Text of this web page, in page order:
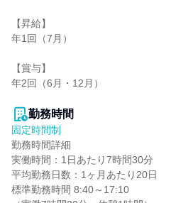
【昇給】
年1回（7月）
【賞与】
年2回（6月・12月）
勤務時間
固定時間制
勤務時間詳細
実働時間：1日あたり7時間30分
平均勤務日数：1ヶ月あたり20日
標準勤務時間 8:40～17:10